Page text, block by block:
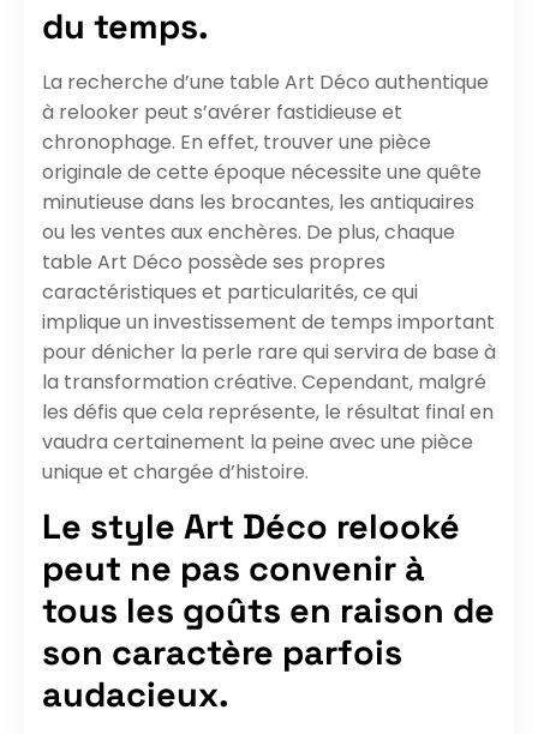
du temps.
La recherche d’une table Art Déco authentique
à relooker peut s’avérer fastidieuse et
chronophage. En effet, trouver une pièce
originale de cette époque nécessite une quête
minutieuse dans les brocantes, les antiquaires
ou les ventes aux enchères. De plus, chaque
table Art Déco possède ses propres
caractéristiques et particularités, ce qui
implique un investissement de temps important
pour dénicher la perle rare qui servira de base à
la transformation créative. Cependant, malgré
les défis que cela représente, le résultat final en
vaudra certainement la peine avec une pièce
unique et chargée d’histoire.
Le style Art Déco relooké
peut ne pas convenir à
tous les goûts en raison de
son caractère parfois
audacieux.